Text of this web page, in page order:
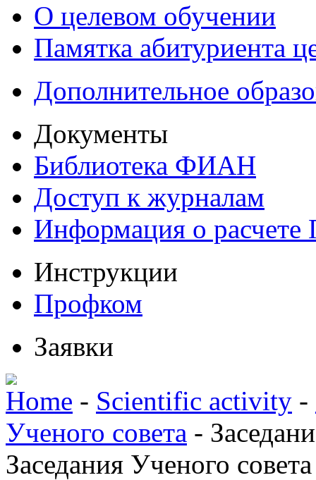
О целевом обучении
Памятка абитуриента
Дополнительное
Документы
Библиотека ФИАН
Доступ к журналам
Информация о
Инструкции
Профком
Заявки
Home - Scientific activity -
Ученого совета -
Заседания Ученого